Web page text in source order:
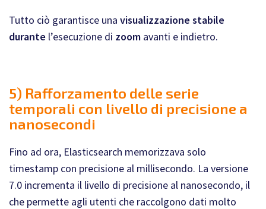
Tutto ciò garantisce una visualizzazione stabile
durante l’esecuzione di zoom avanti e indietro.
5) Rafforzamento delle serie
temporali con livello di precisione a
nanosecondi
Fino ad ora, Elasticsearch memorizzava solo
timestamp con precisione al millisecondo. La versione
7.0 incrementa il livello di precisione al nanosecondo, il
che permette agli utenti che raccolgono dati molto